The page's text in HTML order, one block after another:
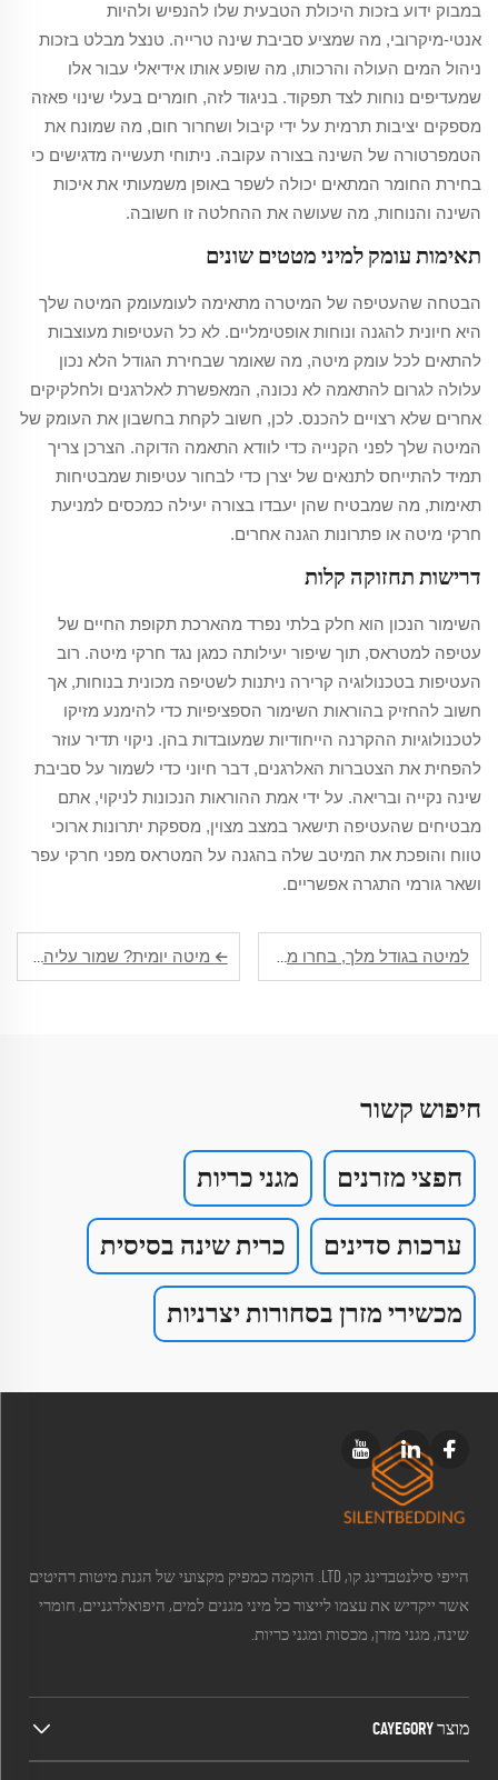
במבוק ידוע בזכות היכולת הטבעית שלו להנפיש ולהיות
אנטי-מיקרובי, מה שמציע סביבת שינה טרייה. טנצל מבלט בזכות
ניהול המים העולה והרכותו, מה שופע אותו אידיאלי עבור אלו
שמעדיפים נוחות לצד תפקוד. בניגוד לזה, חומרים בעלי שינוי פאזה
מספקים יציבות תרמית על ידי קיבול ושחרור חום, מה שמונח את
הטמפרטורה של השינה בצורה עקובה. ניתוחי תעשייה מדגישים כי
בחירת החומר המתאים יכולה לשפר באופן משמעותי את איכות
השינה והנוחות, מה שעושה את ההחלטה זו חשובה.
תאימות עומק למיני מטטים שונים
הבטחה שהעטיפה של המיטרה מתאימה לעומעומק המיטה שלך
היא חיונית להגנה ונוחות אופטימליים. לא כל העטיפות מעוצבות
להתאים לכל עומק מיטה, מה שאומר שבחירת הגודל הלא נכון
עלולה לגרום להתאמה לא נכונה, המאפשרת לאלרגנים ולחלקיקים
אחרים שלא רצויים להכנס. לכן, חשוב לקחת בחשבון את העומק של
המיטה שלך לפני הקנייה כדי לוודא התאמה הדוקה. הצרכן צריך
תמיד להתייחס לתנאים של יצרן כדי לבחור עטיפות שמבטיחות
תאימות, מה שמבטיח שהן יעבדו בצורה יעילה כמכסים למניעת
חרקי מיטה או פתרונות הגנה אחרים.
דרישות תחזוקה קלות
השימור הנכון הוא חלק בלתי נפרד מהארכת תקופת החיים של
עטיפה למטראס, תוך שיפור יעילותה כמגן נגד חרקי מיטה. רוב
העטיפות בטכנולוגיה קרירה ניתנות לשטיפה מכונית בנוחות, אך
חשוב להחזיק בהוראות השימור הספציפיות כדי להימנע מזיקו
לטכנולוגיות ההקרנה הייחודיות שמעובדות בהן. ניקוי תדיר עוזר
להפחית את הצטברות האלרגנים, דבר חיוני כדי לשמור על סביבת
שינה נקייה ובריאה. על ידי אמת ההוראות הנכונות לניקוי, אתם
מבטיחים שהעטיפה תישאר במצב מצוין, מספקת יתרונות ארוכי
טווח והופכת את המיטב שלה בהגנה על המטראס מפני חרקי עפר
ושאר גורמי התגרה אפשריים.
מיטה יומית? שמור עליה נקיה עם מגן מטרת עמידה באיכות גבוהה למיטה בגודל מלך, בחרו מגן מצע שמתאים בצורה מושלמת
חיפוש קשור
חפצי מזרנים מגני כריות
ערכות סדינים כרית שינה בסיסית
מכשירי מזרן בסחורות יצרניות
הייפי סילנטבדינג קו, LTD. הוקמה כמפיק מקצועי של הגנת מיטות רהיטים
אשר ייקדיש את עצמו לייצור כל מיני מגנים למים, היפואלרגניים, חומרי
שינה, מגני מזרן, מכסות ומגני כריות.
מוצר CAYEGORY